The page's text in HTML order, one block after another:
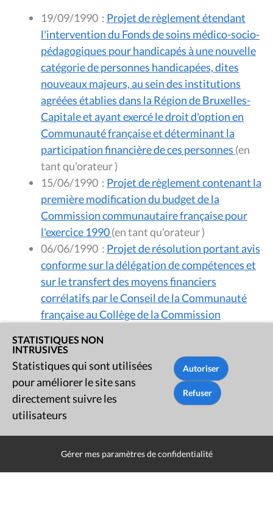
19/09/1990 : Projet de règlement étendant
l'intervention du Fonds de soins médico-socio-
pédagogiques pour handicapés à une nouvelle
catégorie de personnes handicapées, dites
nouveaux majeurs, au sein des institutions
agréées établies dans la Région de Bruxelles-
Capitale et ayant exercé le droit d'option en
Communauté française et déterminant la
participation financière de ces personnes (en
tant qu'orateur )
15/06/1990 : Projet de règlement contenant la
première modification du budget de la
Commission communautaire française pour
l'exercice 1990
(en tant qu'orateur )
06/06/1990 : Projet de résolution portant avis
conforme sur la délégation de compétences et
sur le transfert des moyens financiers
corrélatifs par le Conseil de la Communauté
française au Collège de la Commission
23/03/1990 :
budget de la Commission communautaire
française pour l'année budgétaire 1990 -
amendements
(en tant qu'auteur )
28/02/1990
STATISTIQUES NON
INTRUSIVES
Statistiques qui sont utilisées
pour améliorer le site sans
directement suivre les
utilisateurs
Gérer mes paramètres de confidentialité